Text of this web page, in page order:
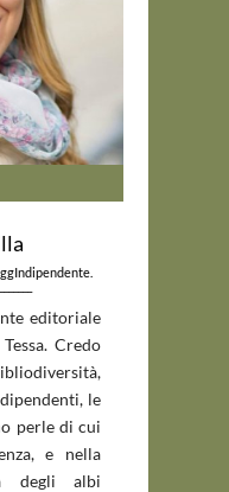
editoriale
Credo
le
perle di cui
e nella
degli albi